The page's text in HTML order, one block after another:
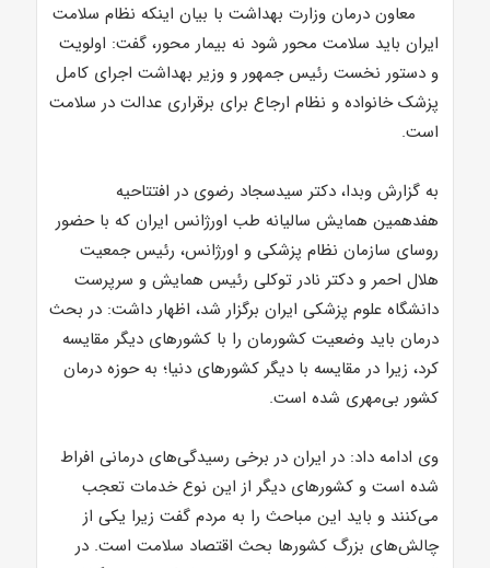
معاون درمان وزارت بهداشت با بیان اینکه نظام سلامت
ایران باید سلامت محور شود نه بیمار محور، گفت: اولویت
و دستور نخست رئیس جمهور و وزیر بهداشت اجرای کامل
پزشک خانواده و نظام ارجاع برای برقراری عدالت در سلامت
است.
به گزارش وبدا، دکتر سیدسجاد رضوی در افتتاحیه
هفدهمین همایش سالیانه طب اورژانس ایران که با حضور
روسای سازمان نظام پزشکی و اورژانس، رئیس جمعیت
هلال احمر و دکتر نادر توکلی رئیس همایش و سرپرست
دانشگاه علوم پزشکی ایران برگزار شد، اظهار داشت: در بحث
درمان باید وضعیت کشورمان را با کشورهای دیگر مقایسه
کرد، زیرا در مقایسه با دیگر کشورهای دنیا؛ به حوزه درمان
کشور بی‌مهری شده است.
وی ادامه داد: در ایران در برخی رسیدگی‌های درمانی افراط
شده است و کشورهای دیگر از این نوع خدمات تعجب
می‌کنند و باید این مباحث را به مردم گفت زیرا یکی از
چالش‌های بزرگ کشورها بحث اقتصاد سلامت است. در